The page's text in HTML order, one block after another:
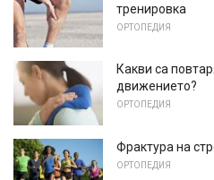
тренировка
ОРТОПЕДИЯ
Какви са
движението?
ОРТОПЕДИЯ
Фрактура на
ОРТОПЕДИЯ